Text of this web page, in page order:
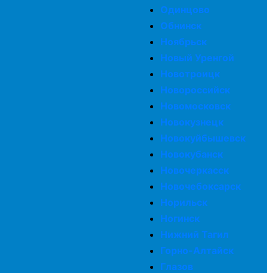
Одинцово
Обнинск
Ноябрьск
Новый Уренгой
Новотроицк
Новороссийск
Новомосковск
Новокузнецк
Новокуйбышевск
Новокубанск
Новочеркасск
Новочебоксарск
Норильск
Ногинск
Нижний Тагил
Горно-Алтайск
Глазов